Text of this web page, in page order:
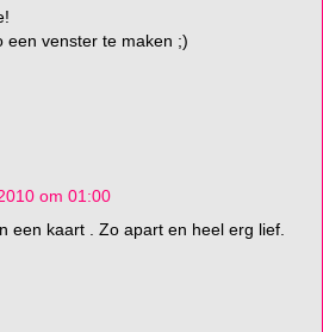
een venster te maken ;)
om 01:00
een kaart . Zo apart en heel erg lief.